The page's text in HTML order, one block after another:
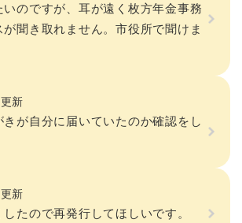
いのですが、耳が遠く枚方年金事務
が聞き取れません。市役所で聞けま
新
が自分に届いていたのか確認をし
新
たので再発行してほしいです。